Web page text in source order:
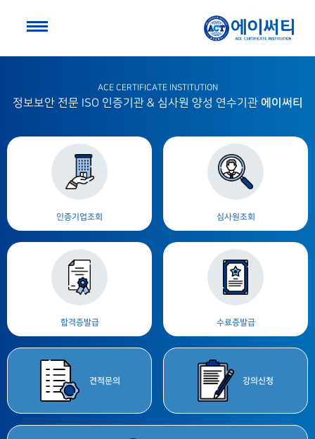
ACE CERTIFICATE INSTITUTION
정보보안 전문 ISO 인증기관 & 심사원 양성 연수기관 에이써티
인증기업조회 심사원조회
합격증발급 수료증발급
견적문의 강의 신청